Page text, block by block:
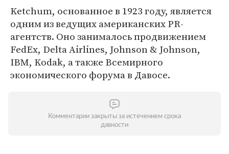
Ketchum, основанное в 1923 году, является
одним из ведущих американских PR-
агентств. Оно занималось продвижением
FedEx, Delta Airlines, Johnson & Johnson,
IBM, Kodak, а также Всемирного
экономического форума в Давосе.
Комментарии закрыты за истечением срока
давности